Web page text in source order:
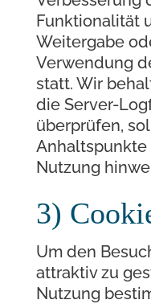
Funktionalität
Weitergabe
Verwendung
statt. Wir
die Server-
überprüfen,
Nutzung
3)
Um den
attraktiv zu
Nutzung